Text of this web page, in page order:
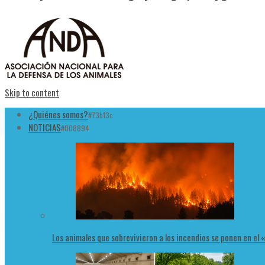
Skip to content
¿Quiénes somos?#73b13c
NOTICIAS#008894
Los animales que sobrevivieron a los incendios se ponen en